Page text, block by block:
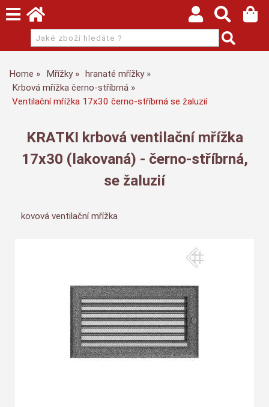
Home Mřížky
hranaté mřížky
Krbová mřížka černo-stříbrná
Ventilační mřížka 17x30 černo-stříbrná se žaluzií
KRATKI krbová ventilační mřížka
17x30 (lakovaná) - černo-stříbrná,
se žaluzií
kovová ventilační mřížka